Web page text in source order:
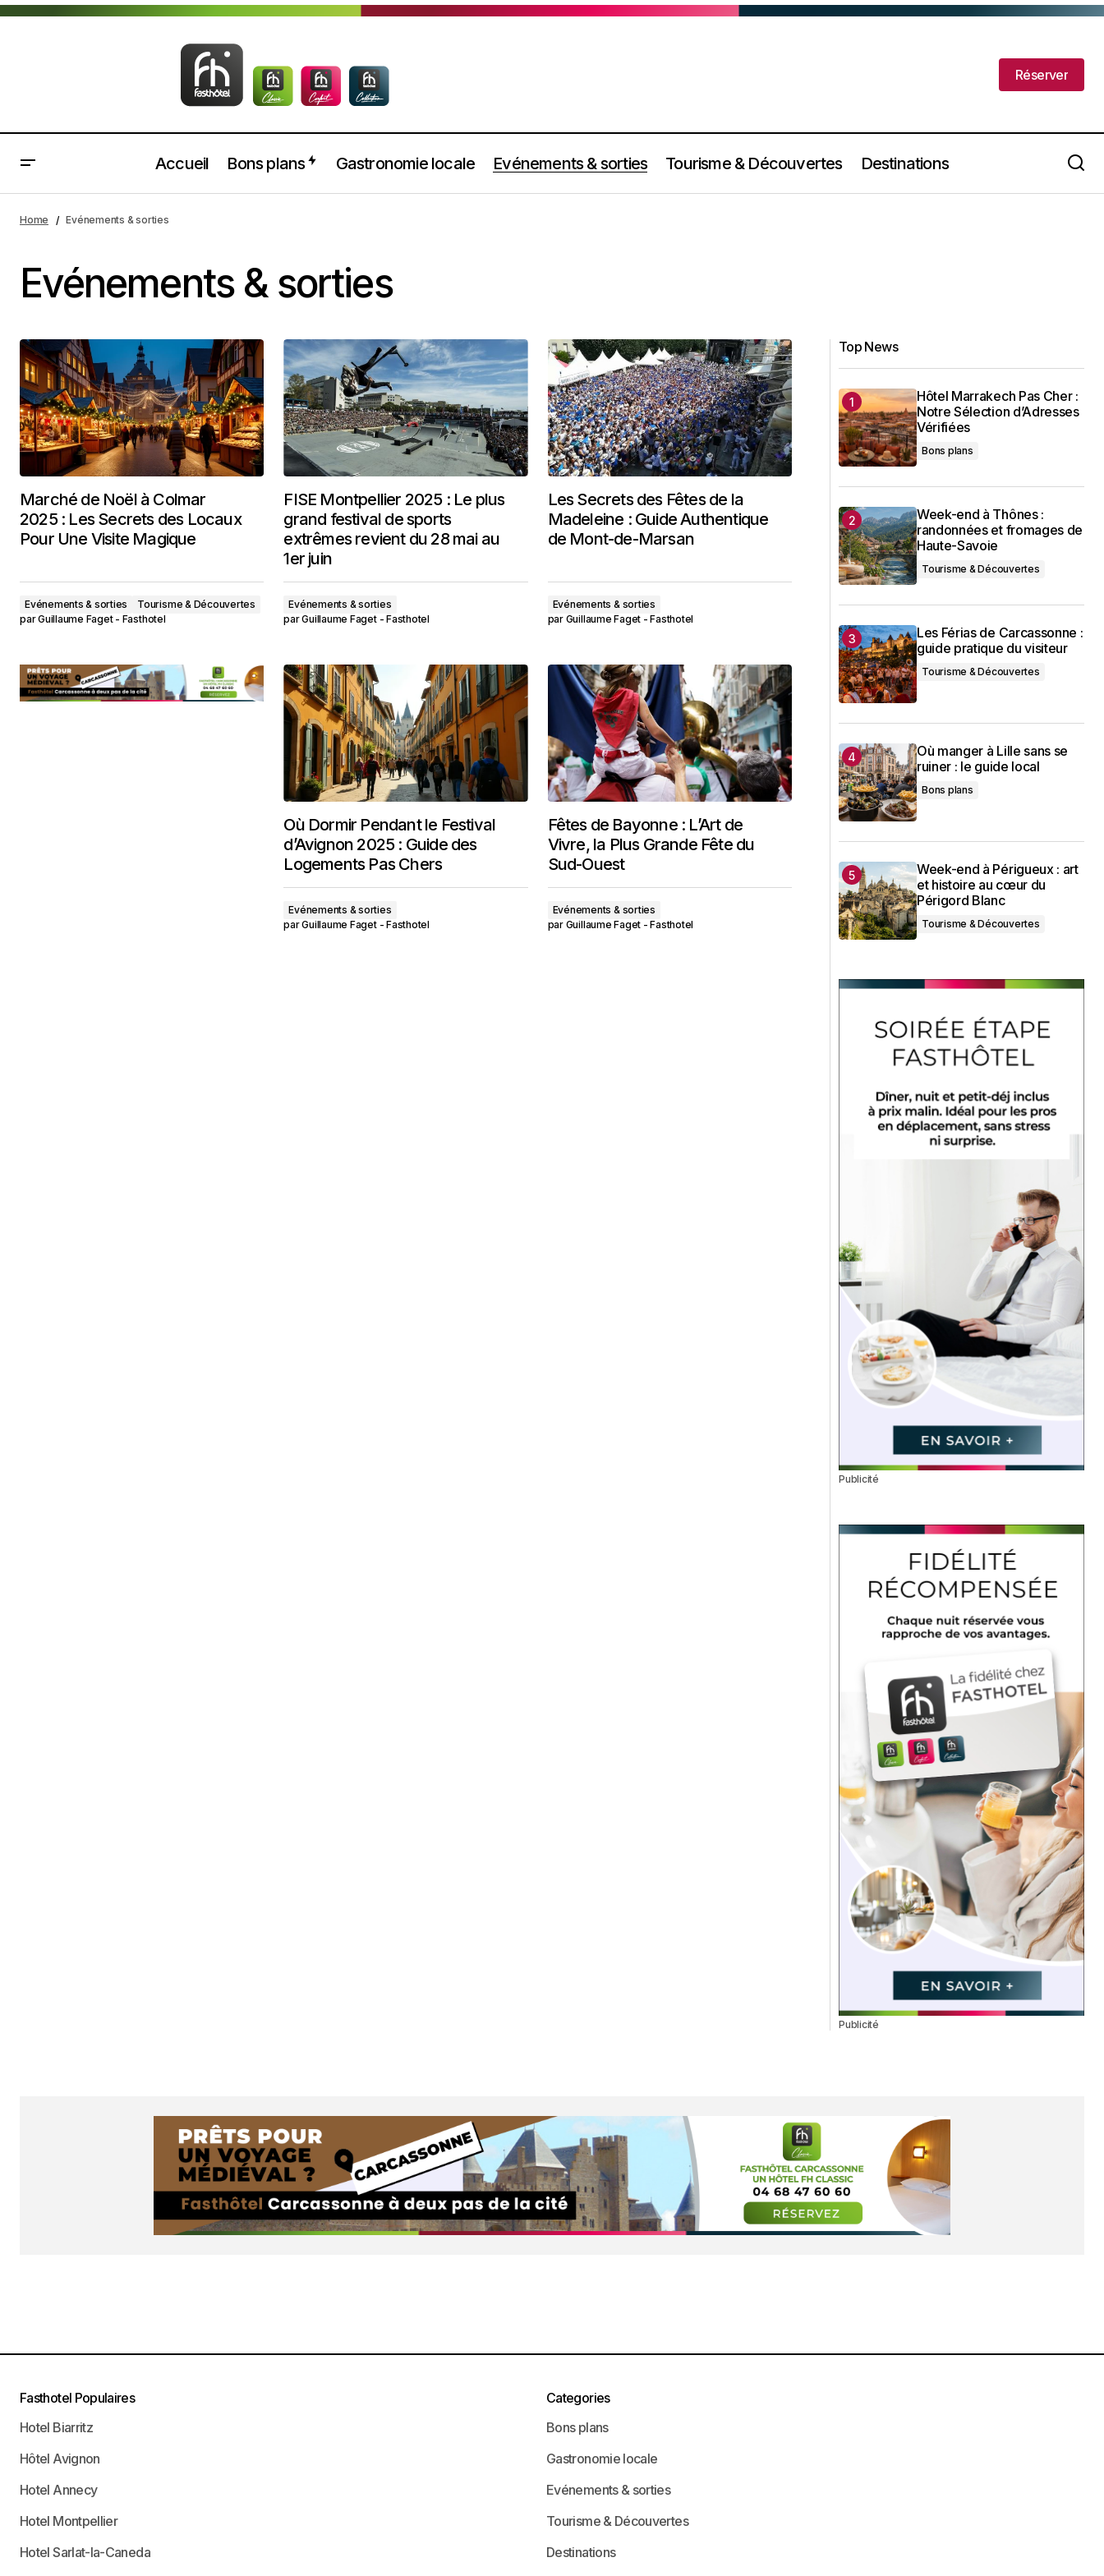
Réserver
Accueil Bons plans Gastronomie locale Evénements & sorties Tourisme & Découvertes Destinations
Home Evénements & sorties
Evénements & sorties
Marché de Noël à Colmar
2025 : Les Secrets des Locaux
Pour Une Visite Magique
Evénements & sorties
Tourisme & Découvertes
parGuillaume Faget - Fasthotel
FISE Montpellier 2025 : Le plus
grand festival de sports
extrêmes revient du 28 mai au
1er juin
Evénements & sorties
parGuillaume Faget - Fasthotel
Les Secrets des Fêtes de la
Madeleine : Guide Authentique
de Mont-de-Marsan
Evénements & sorties
par Guillaume Faget - Fasthotel
Où Dormir Pendant le Festival
d’Avignon 2025 : Guide des
Logements Pas Chers
Evénements & sorties
parGuillaume Faget - Fasthotel
Fêtes de Bayonne : L’Art de
Vivre, la Plus Grande Fête du
Sud-Ouest
Evénements & sorties
par Guillaume Faget - Fasthotel
Top News
Hôtel Marrakech Pas Cher :
Notre Sélection d’Adresses
Vérifiées
Bons plans
Week-end à Thônes :
randonnées et fromages de
Haute-Savoie
Tourisme & Découvertes
Les Férias de Carcassonne :
guide pratique du visiteur
Tourisme & Découvertes
Où manger à Lille sans se
ruiner : le guide local
Bons plans
Week-end à Périgueux : art
et histoire au cœur du
Périgord Blanc
Tourisme & Découvertes
Publicité
Publicité
Fasthotel Populaires
Hotel Biarritz
Hôtel Avignon
Hotel Annecy
Hotel Montpellier
Hotel Sarlat-la-Caneda
Categories
Bons plans
Gastronomie locale
Evénements & sorties
Tourisme & Découvertes
Destinations